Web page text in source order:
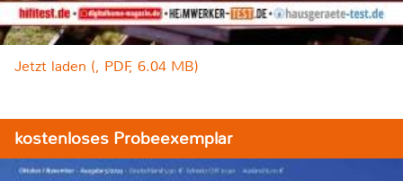
Jetzt laden (, PDF, 6.04 MB)
kostenloses Probeexemplar